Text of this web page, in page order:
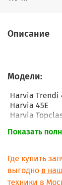
Описание
Модели:
Harvia Trendi
Harvia 45E
Harvia
Harvia
Показать
Где купить
выгодно в
техники в